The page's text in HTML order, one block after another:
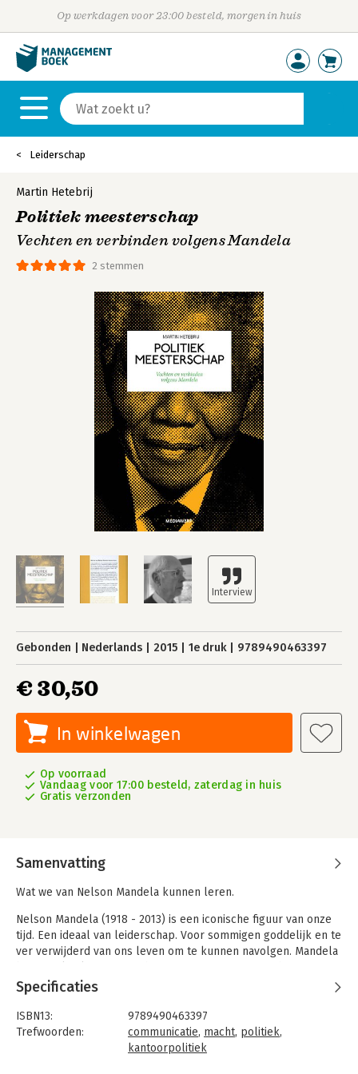
Op werkdagen voor 23:00 besteld, morgen in huis
Leiderschap
2 stemmen
Martin Hetebrij
Politiek meesterschap
Vechten en verbinden volgens Mandela
Gebonden Nederlands 2015 1e druk 9789490463397
€ 30,50
In winkelwagen
Op voorraad
Vandaag voor 17:00 besteld, zaterdag in huis
Gratis verzonden
Samenvatting
Wat we van Nelson Mandela kunnen leren.
Nelson Mandela (1918 - 2013) is een iconische figuur van onze
tijd. Een ideaal van leiderschap. Voor sommigen goddelijk en te
ver verwijderd van ons leven om te kunnen navolgen. Mandela
laten meeslepen door de dynamiek van een steeds verder
escalerende strijd. Want Mandela behield visie en waarden om
goed doordachte keuzes te maken. Dat meesterschap maakte
het hem mogelijk om met vechten en escaleren te stoppen. Hij
deed dat met politiek en moreel vermogen.
Specificaties
ISBN13:
9789490463397
Trefwoorden:
communicatie, macht, politiek,
kantoorpolitiek